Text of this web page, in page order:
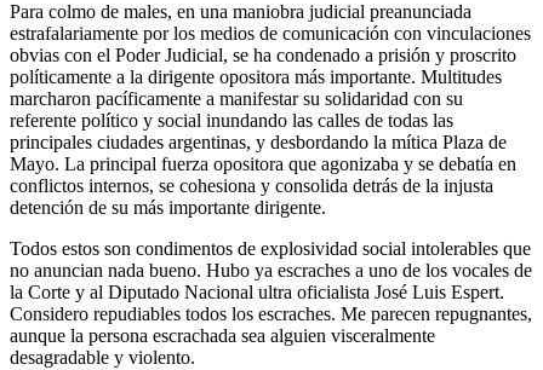
Para colmo de males, en una maniobra judicial preanunciada
estrafalariamente por los medios de comunicación con vinculaciones
obvias con el Poder Judicial, se ha condenado a prisión y proscrito
políticamente a la dirigente opositora más importante. Multitudes
marcharon pacíficamente a manifestar su solidaridad con su
referente político y social inundando las calles de todas las
principales ciudades argentinas, y desbordando la mítica Plaza de
Mayo. La principal fuerza opositora que agonizaba y se debatía en
conflictos internos, se cohesiona y consolida detrás de la injusta
detención de su más importante dirigente.
Todos estos son condimentos de explosividad social intolerables que
no anuncian nada bueno. Hubo ya escraches a uno de los vocales de
la Corte y al Diputado Nacional ultra oficialista José Luis Espert.
Considero repudiables todos los escraches. Me parecen repugnantes,
aunque la persona escrachada sea alguien visceralmente
desagradable y violento.